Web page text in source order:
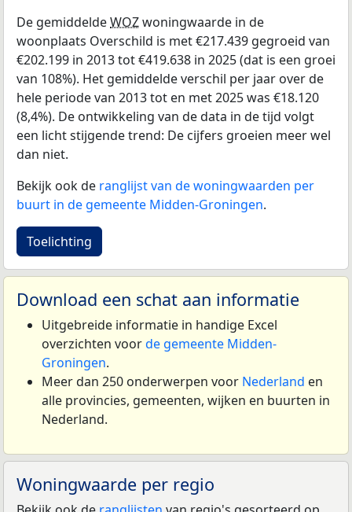
De gemiddeldeWOZwoningwaarde in de
woonplaats Overschild is met €217.439 gegroeid van
€202.199 in 2013 tot €419.638 in 2025 (dat is een groei
van 108%). Het gemiddelde verschil per jaar over de
hele periode van 2013 tot en met 2025 was €18.120
(8,4%). De ontwikkeling van de data in de tijd volgt
een licht stijgende trend: De cijfers groeien meer wel
dan niet.
Bekijk ook de ranglijst van de woningwaarden per
buurt in de gemeente Midden-Groningen.
Toelichting
Download een schat aan informatie
Uitgebreide informatie in handige Excel
overzichten voorde gemeente Midden-
Groningen.
Meer dan 250 onderwerpen voor Nederland en
alle provincies, gemeenten, wijken en buurten in
Nederland.
Woningwaarde per regio